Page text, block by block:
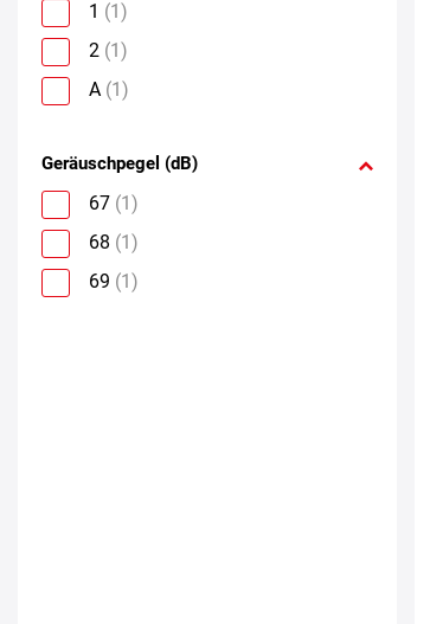
1 (1)
2 (1)
A (1)
Geräuschpegel (dB)
67 (1)
68 (1)
69 (1)